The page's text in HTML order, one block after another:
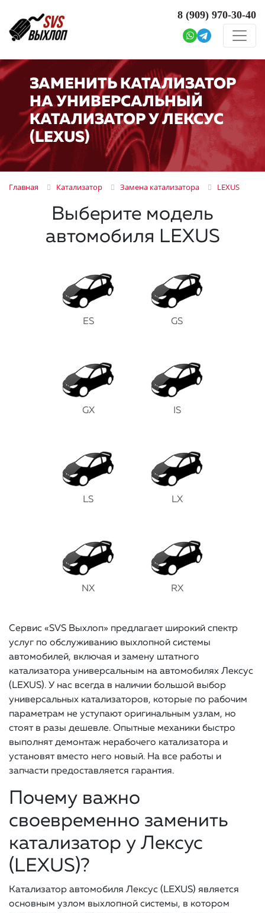
8 (909) 970-30-40
ЗАМЕНИТЬ КАТАЛИЗАТОР
НА УНИВЕРСАЛЬНЫЙ
КАТАЛИЗАТОР У ЛЕКСУС
(LEXUS)
Главная Катализатор Замена катализатора LEXUS
Выберите модель
автомобиля LEXUS
ES GS
GX IS
LS LX
NX RX
Сервис «SVS Выхлоп» предлагает широкий спектр
услуг по обслуживанию выхлопной системы
автомобилей, включая и замену штатного
катализатора универсальным на автомобилях Лексус
(LEXUS). У нас всегда в наличии большой выбор
универсальных катализаторов, которые по рабочим
параметрам не уступают оригинальным узлам, но
стоят в разы дешевле. Опытные механики быстро
выполнят демонтаж нерабочего катализатора и
установят вместо него новый. На все работы и
запчасти предоставляется гарантия.
Почему важно
своевременно заменить
катализатор у Лексус
(LEXUS)?
Катализатор автомобиля Лексус (LEXUS) является
основным узлом выхлопной системы, в котором